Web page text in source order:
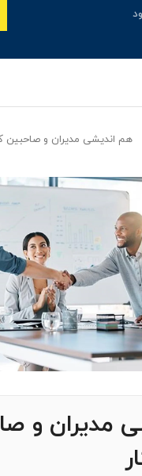
هم اندیشی مدیران و صاحبین
مدیران و